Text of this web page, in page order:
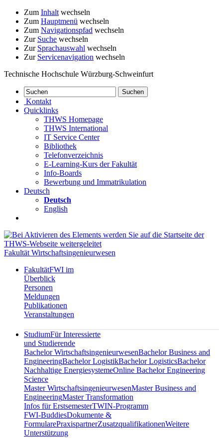
Zum Inhalt wechseln
Zum Hauptmenü wechseln
Zum Navigationspfad wechseln
Zur Suche wechseln
Zur Sprachauswahl wechseln
Zur Servicenavigation wechseln
Technische Hochschule Würzburg-Schweinfurt
Kontakt
Quicklinks
THWS Homepage
THWS International
IT Service Center
Bibliothek
Telefonverzeichnis
E-Learning-Kurs der Fakultät
Info-Boards
Bewerbung und Immatrikulation
Deutsch
Deutsch
English
Fakultät Wirtschaftsingenieurwesen
FakultätFWI im
Überblick
Personen
Meldungen
Publikationen
Veranstaltungen
StudiumFür Interessierte
und Studierende
Bachelor WirtschaftsingenieurwesenBachelor Business and
EngineeringBachelor LogistikBachelor LogisticsBachelor
Nachhaltige EnergiesystemeOnline Bachelor Engineering
Science
Master WirtschaftsingenieurwesenMaster Business and
EngineeringMaster Transformation
Infos für ErstsemesterTWIN-Programm
FWI-BuddiesDokumente &
FormularePraxispartnerZusatzqualifikationenWeitere
Unterstützung